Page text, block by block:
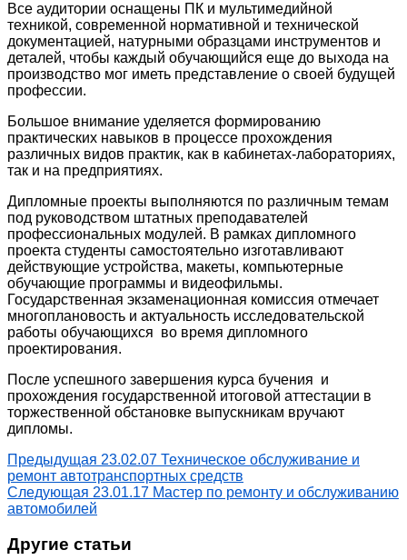
Все аудитории оснащены ПК и мультимедийной
техникой, современной нормативной и технической
документацией, натурными образцами инструментов и
деталей, чтобы каждый обучающийся еще до выхода на
производство мог иметь представление о своей будущей
профессии.
Большое внимание уделяется формированию
практических навыков в процессе прохождения
различных видов практик, как в кабинетах-лабораториях,
так и на предприятиях.
Дипломные проекты выполняются по различным темам
под руководством штатных преподавателей
профессиональных модулей. В рамках дипломного
проекта студенты самостоятельно изготавливают
действующие устройства, макеты, компьютерные
обучающие программы и видеофильмы.
Государственная экзаменационная комиссия отмечает
многоплановость и актуальность исследовательской
работы обучающихся во время дипломного
проектирования.
После успешного завершения курса бучения и
прохождения государственной итоговой аттестации в
торжественной обстановке выпускникам вручают
дипломы.
Предыдущая 23.02.07 Техническое обслуживание и
ремонт автотранспортных средств
Следующая 23.01.17 Мастер по ремонту и обслуживанию
автомобилей
Другие статьи